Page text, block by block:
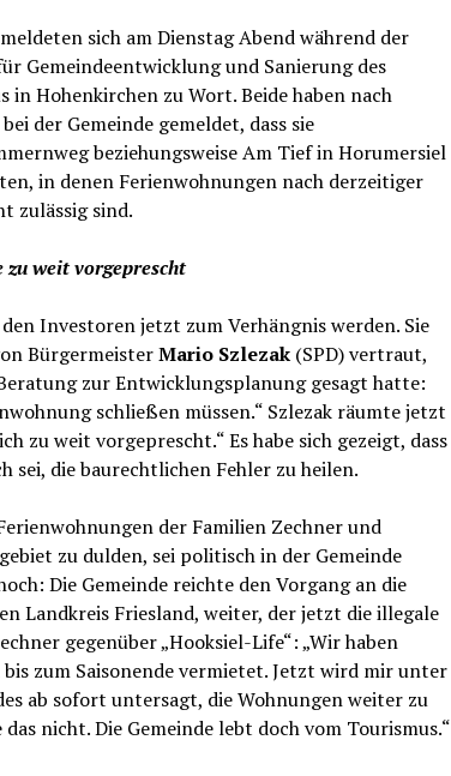
sich am Dienstag Abend während der
Gemeindeentwicklung und Sanierung des
in Hohenkirchen zu Wort. Beide haben nach
der Gemeinde gemeldet, dass sie
beziehungsweise Am Tief in Horumersiel
in denen Ferienwohnungen nach derzeitiger
zulässig sind.
weit vorgeprescht
Investoren jetzt zum Verhängnis werden. Sie
BürgermeisterMario Szlezak(SPD) vertraut,
zur Entwicklungsplanung gesagt hatte:
schließen müssen.“ Szlezak räumte jetzt
zu weit vorgeprescht.“ Es habe sich gezeigt, dass
sei, die baurechtlichen Fehler zu heilen.
der Familien Zechner und
zu dulden, sei politisch in der Gemeinde
Die Gemeinde reichte den Vorgang an die
Landkreis Friesland, weiter, der jetzt die illegale
gegenüber „Hooksiel-Life“: „Wir haben
zum Saisonende vermietet. Jetzt wird mir unter
ab sofort untersagt, die Wohnungen weiter zu
nicht. Die Gemeinde lebt doch vom Tourismus.“